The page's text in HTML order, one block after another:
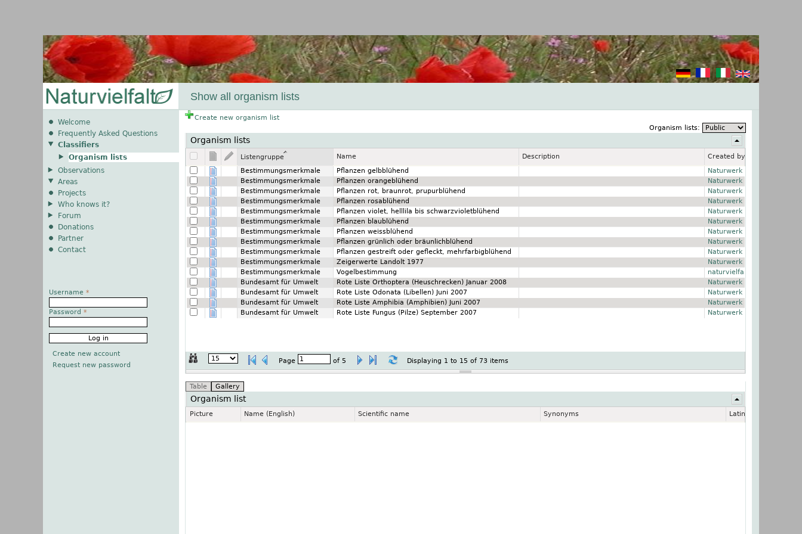
Show all organism lists
Create new organism list
Organism lists:
Organism lists
Listengruppe Name Description
Created by
Bestimmungsmerkmale
Pflanzen gelbblühend
Naturwerk
Bestimmungsmerkmale
Pflanzen orangeblühend
Naturwerk
Bestimmungsmerkmale
Pflanzen rot, braunrot, prupurblühend
Naturwerk
Bestimmungsmerkmale
Pflanzen rosablühend
Naturwerk
Bestimmungsmerkmale
Pflanzen violet, helllila bis schwarzvioletblühend
Naturwerk
Bestimmungsmerkmale
Pflanzen blaublühend
Naturwerk
Bestimmungsmerkmale
Pflanzen weissblühend
Naturwerk
Bestimmungsmerkmale
Pflanzen grünlich oder bräunlichblühend
Naturwerk
Bestimmungsmerkmale
Pflanzen gestreift oder gefleckt, mehrfarbigblühend
Naturwerk
Bestimmungsmerkmale
Zeigerwerte Landolt 1977
Naturwerk
Bestimmungsmerkmale
Vogelbestimmung
naturvielfalt
Bundesamt für Umwelt
Rote Liste Orthoptera (Heuschrecken) Januar 2008
Naturwerk
Bundesamt für Umwelt
Rote Liste Odonata (Libellen) Juni 2007
Naturwerk
Bundesamt für Umwelt
Rote Liste Amphibia (Amphibien) Juni 2007
Naturwerk
Bundesamt für Umwelt
Rote Liste Fungus (Pilze) September 2007 Naturwerk
Page of 5 Displaying 1 to 15 of 73 items
Organism list
Picture Name (English) Scientific name Synonyms Latin name
Welcome
Frequently Asked Questions
Classifiers
Organism lists
Observations
Areas
Projects
Who knows it?
Forum
Donations
Partner
Contact
Username *
Password *
Create new account
Request new password